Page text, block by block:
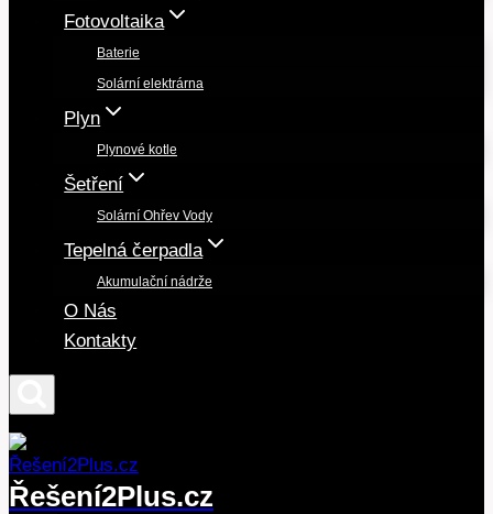
Fotovoltaika
Baterie
Solární elektrárna
Plyn
Plynové kotle
Šetření
Solární Ohřev Vody
Tepelná čerpadla
Akumulační nádrže
O Nás
Kontakty
Řešení2Plus.cz